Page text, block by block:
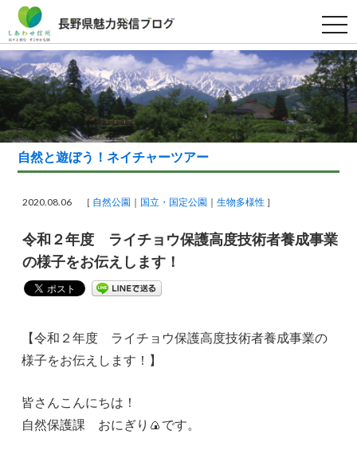
t
o
g
g
l
e
n
a
v
g
i
自然と遊ぼう！ネイチャーツアー
2020.08.06 ［ 自然公園 国立・国定公園 生物多様性 ］
令和２年度 ライチョウ保護高度技術者養成事業
の様子をお伝えします！
【令和２年度 ライチョウ保護高度技術者養成事業の
様子をお伝えします！】
皆さんこんにちは！
自然保護課 おにぎり🍙です。